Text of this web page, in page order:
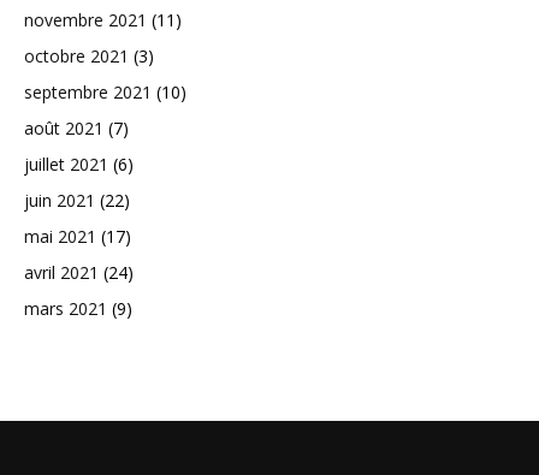
novembre 2021 (11)
octobre 2021 (3)
septembre 2021 (10)
août 2021 (7)
juillet 2021 (6)
juin 2021 (22)
mai 2021 (17)
avril 2021 (24)
mars 2021 (9)